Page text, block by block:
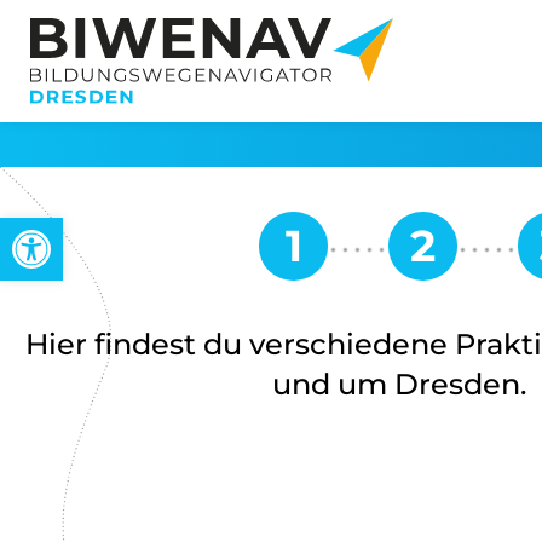
Werkzeugleiste öffnen
Hier findest du verschiedene
und um Dresden.